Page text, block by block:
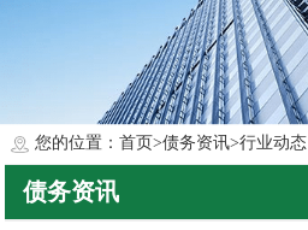
您的位置： 首页>债务资讯>行业动态
债务资讯